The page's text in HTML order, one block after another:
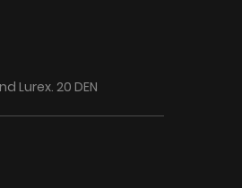
Lurex. 20 DEN